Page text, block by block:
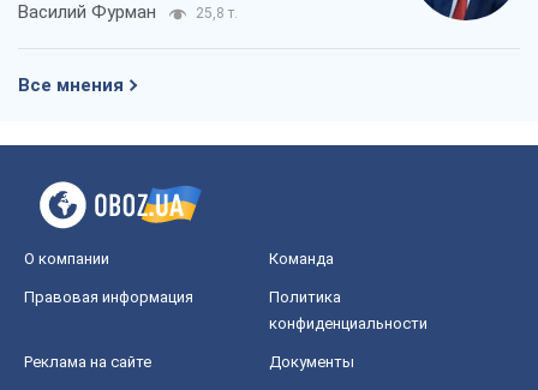
Василий Фурман 25,8 т.
Все мнения
О компании Команда
Правовая информация
Политика
конфиденциальности
Реклама на сайте Документы